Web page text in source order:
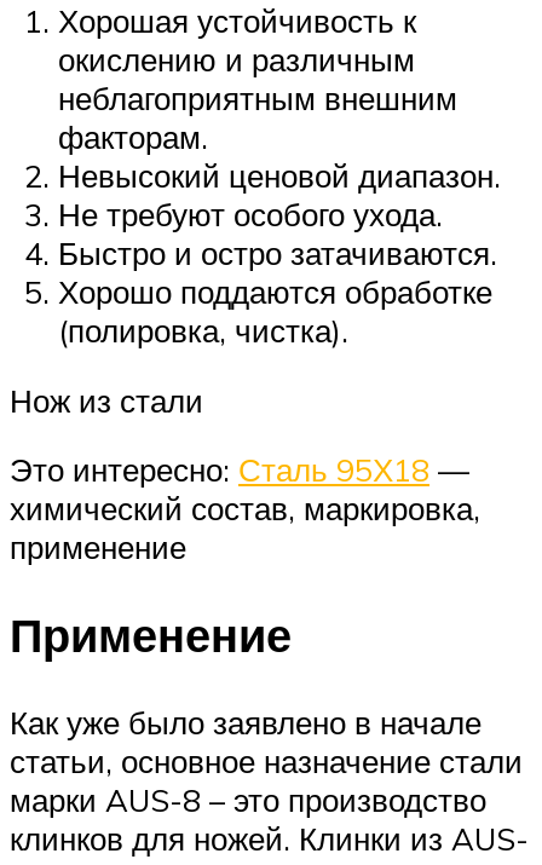
Хорошая устойчивость к
окислению и различным
неблагоприятным внешним
факторам.
Невысокий ценовой диапазон.
Не требуют особого ухода.
Быстро и остро затачиваются.
Хорошо поддаются обработке
(полировка, чистка).
Нож из стали
Это интересно: Сталь 95Х18 —
химический состав, маркировка,
применение
Применение
Как уже было заявлено в начале
статьи, основное назначение стали
марки AUS-8 – это производство
клинков для ножей. Клинки из AUS-